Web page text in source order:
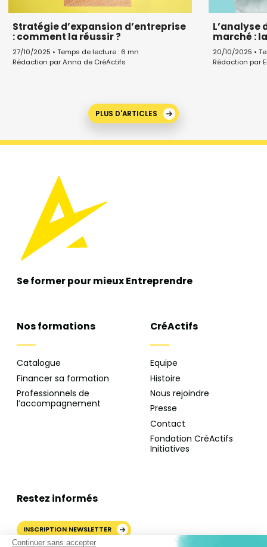
Continuer sans accepter
Stratégie d’expansion d’entreprise
: comment la réussir ?
27/10/2025 • Temps de lecture : 6 mn
Rédaction par Anna de CréActifs
L’analyse
marché :
20/10/2025 •
Rédaction par
PLUS D'ARTICLES
Se former pour mieuxEntreprendre
Nos formations
Catalogue
Financer sa formation
Professionnels de
l’accompagnement
CréActifs
Equipe
Histoire
Nous rejoindre
Presse
Contact
Fondation CréActifs
Initiatives
Restez informés
INSCRIPTION NEWSLETTER